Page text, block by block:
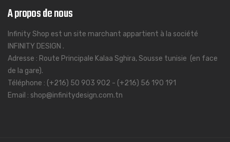
A propos de nous
Infinity Shop est un site marchant appartient à la société
INFINITY DESIGN .
Adresse : Route Principale Kalaa Sghira, Sousse tunisie (en face
de la gare).
Téléphone : (+216) 50 903 902 - (+216) 56 190 191
Email : shop@infinitydesign.com.tn